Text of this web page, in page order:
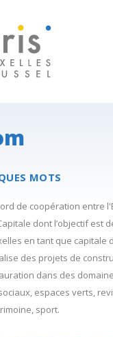
MOTS
de coopération entre
dont l’objectif est
en tant que capitale
des projets de
dans des
espaces verts,
sport.